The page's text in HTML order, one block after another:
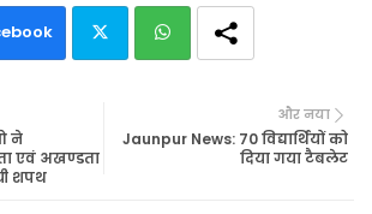
ats
और नया
Jaunpur News: 70 विद्यार्थियों को
दिया गया टैबलेट
ने
एवं अखण्डता
शपथ